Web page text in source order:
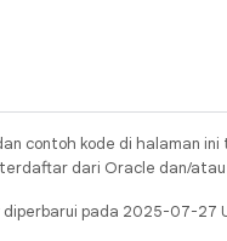
contoh kode di halaman
dari Oracle dan/
diperbarui pada 2025-07-27